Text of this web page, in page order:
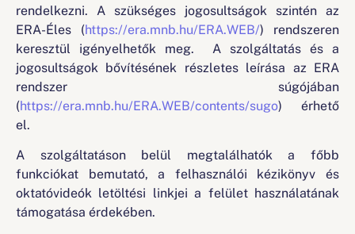
hitelesség:A Termékkeresőbe való bekerülés
növelheti a termék hitelességét a
felhasználók irányába.
rendelkezni. A szükséges jogosultságok szintén az
ERA-Éles (https://era.mnb.hu/ERA.WEB/) rendszeren
keresztül igényelhetők meg. A szolgáltatás és a
jogosultságok bővítésének részletes leírása az ERA
rendszer súgójában
(https://era.mnb.hu/ERA.WEB/contents/sugo) érhető
el.
A szolgáltatáson belül megtalálhatók a főbb
funkciókat bemutató, a felhasználói kézikönyv és
oktatóvideók letöltési linkjei a felület használatának
támogatása érdekében.